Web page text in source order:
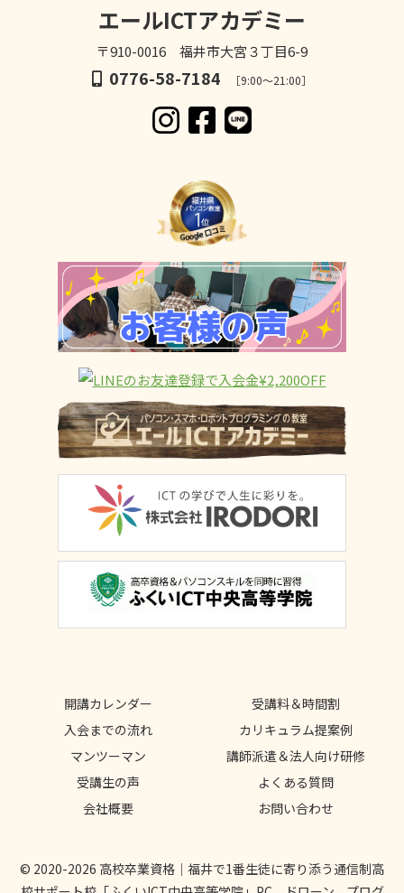
エールICTアカデミー
〒910-0016 福井市大宮３丁目6-9
0776-58-7184 ［9:00～21:00］
開講カレンダー
受講料＆時間割
入会までの流れ
カリキュラム提案例
マンツーマン
講師派遣＆法人向け研修
受講生の声
よくある質問
会社概要
お問い合わせ
© 2020-2026 高校卒業資格｜福井で1番生徒に寄り添う通信制高